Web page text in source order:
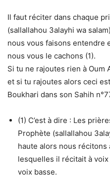
Il faut réciter dans chaque
(sallallahou 3alayhi wa
nous vous faisons entendre
nous vous le cachons (1).
Si tu ne rajoutes rien à Oum
et si tu rajoutes alors ceci
Boukhari dans son Sahih
(1) C’est à dire : Les
Prophète (sallallahou
haute alors nous
lesquelles il récitait à
voix basse.